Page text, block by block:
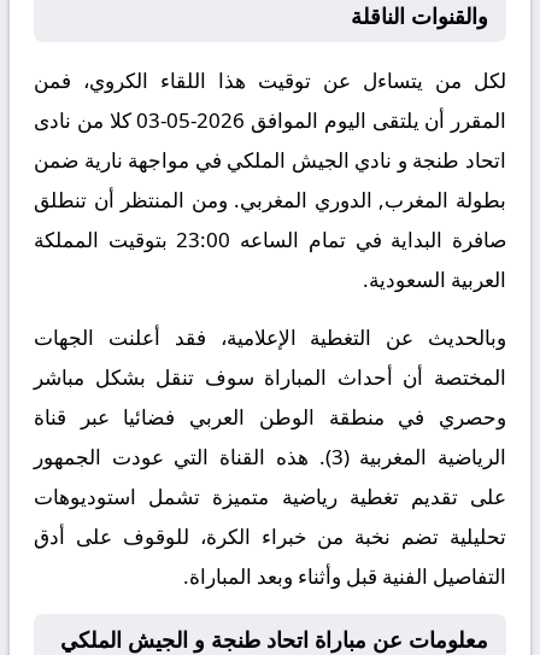
والقنوات الناقلة
لكل من يتساءل عن توقيت هذا اللقاء الكروي، فمن
المقرر أن يلتقى اليوم الموافق 2026-05-03 كلا من نادى
اتحاد طنجة و نادي الجيش الملكي في مواجهة نارية ضمن
بطولة المغرب, الدوري المغربي. ومن المنتظر أن تنطلق
صافرة البداية في تمام الساعه 23:00 بتوقيت المملكة
العربية السعودية.
وبالحديث عن التغطية الإعلامية، فقد أعلنت الجهات
المختصة أن أحداث المباراة سوف تنقل بشكل مباشر
وحصري في منطقة الوطن العربي فضائيا عبر قناة
الرياضية المغربية (3). هذه القناة التي عودت الجمهور
على تقديم تغطية رياضية متميزة تشمل استوديوهات
تحليلية تضم نخبة من خبراء الكرة، للوقوف على أدق
التفاصيل الفنية قبل وأثناء وبعد المباراة.
معلومات عن مباراة اتحاد طنجة و الجيش الملكي